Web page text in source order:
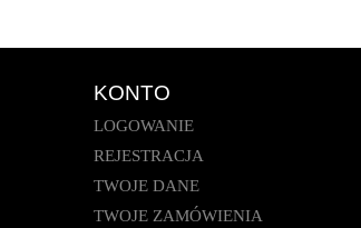
KONTO
LOGOWANIE
REJESTRACJA
TWOJE DANE
TWOJE ZAMÓWIENIA